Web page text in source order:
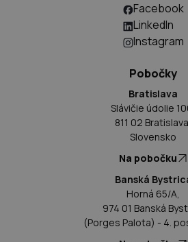
Facebook
LinkedIn
Instagram
Pobočky
Bratislava
Slávičie údolie
811 02
Slovensko
Na pobočku
Banská
Horná 65/A,
974 01 Banská
(Porges Palota) - 4.